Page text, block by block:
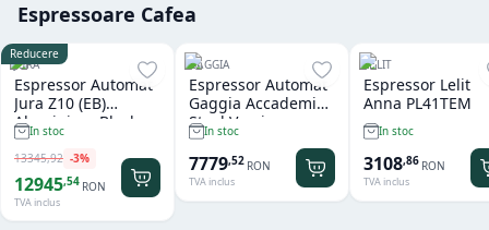
Espressoare Cafea
Reducere
JURA
Espressor Automat
Jura Z10 (EB)
Aluminium Black
In stoc
13345,92 -3%
12945,54 RON
TVA inclus
GAGGIA
Espressor Automat
Gaggia Accademia
Steel Version
In stoc
7779,52 RON
TVA inclus
LELIT
Espressor Lelit
Anna PL41TEM
In stoc
3108,86 RON
TVA inclus